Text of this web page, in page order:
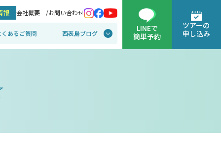
報 会社概要 /お問い合わせ
くあるご質問 西表島ブログ
ツアーの
申し込み
LINEで
簡単予約